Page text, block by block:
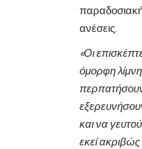
παραδοσιακή
ανέσεις.
«Οι
όμορφη
περπατήσουν
και να
εκεί